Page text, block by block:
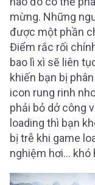
mừng. Những
được một phần
Điểm rắc rối
bao lì xì sẽ liên
khiến bạn bị
icon rung rinh
phải bỏ dở công
loading thì bạn
bị trễ khi game
nghiệm hơi… khó